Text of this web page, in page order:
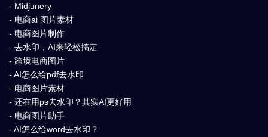
- Midjunery
- 电商ai 图片素材
- 电商图片制作
- 去水印，AI来轻松搞定
- 跨境电商图片
- AI怎么给pdf去水印
- 电商图片素材
- 还在用ps去水印？其实AI更好用
- 电商图片助手
- AI怎么给word去水印？